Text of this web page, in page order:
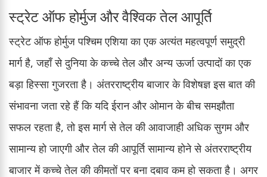
स्ट्रेट ऑफ होर्मुज और वैश्विक तेल आपूर्ति
स्ट्रेट ऑफ होर्मुज पश्चिम एशिया का एक अत्यंत महत्वपूर्ण समुद्री
मार्ग है, जहाँ से दुनिया के कच्चे तेल और अन्य ऊर्जा उत्पादों का एक
बड़ा हिस्सा गुजरता है। अंतरराष्ट्रीय बाजार के विशेषज्ञ इस बात की
संभावना जता रहे हैं कि यदि ईरान और ओमान के बीच समझौता
सफल रहता है, तो इस मार्ग से तेल की आवाजाही अधिक सुगम और
सामान्य हो जाएगी और तेल की आपूर्ति सामान्य होने से अंतरराष्ट्रीय
बाजार में कच्चे तेल की कीमतों पर बना दबाव कम हो सकता है। अगर